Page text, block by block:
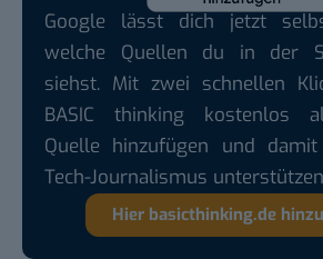
Google lässt dich jetzt
welche Quellen du in der
siehst. Mit zwei schnellen
BASIC thinking kostenlos
Quelle hinzufügen und damit
Tech-Journalismus
Hier basicthinking.de